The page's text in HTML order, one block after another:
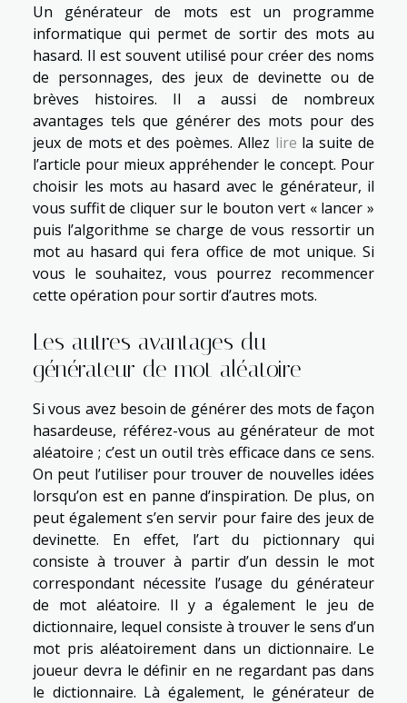
Un générateur de mots est un programme
informatique qui permet de sortir des mots au
hasard. Il est souvent utilisé pour créer des noms
de personnages, des jeux de devinette ou de
brèves histoires. Il a aussi de nombreux
avantages tels que générer des mots pour des
jeux de mots et des poèmes. Allez lire la suite de
l’article pour mieux appréhender le concept. Pour
choisir les mots au hasard avec le générateur, il
vous suffit de cliquer sur le bouton vert « lancer »
puis l’algorithme se charge de vous ressortir un
mot au hasard qui fera office de mot unique. Si
vous le souhaitez, vous pourrez recommencer
cette opération pour sortir d’autres mots.
Les autres avantages du
générateur de mot aléatoire
Si vous avez besoin de générer des mots de façon
hasardeuse, référez-vous au générateur de mot
aléatoire ; c’est un outil très efficace dans ce sens.
On peut l’utiliser pour trouver de nouvelles idées
lorsqu’on est en panne d’inspiration. De plus, on
peut également s’en servir pour faire des jeux de
devinette. En effet, l’art du pictionnary qui
consiste à trouver à partir d’un dessin le mot
correspondant nécessite l’usage du générateur
de mot aléatoire. Il y a également le jeu de
dictionnaire, lequel consiste à trouver le sens d’un
mot pris aléatoirement dans un dictionnaire. Le
joueur devra le définir en ne regardant pas dans
le dictionnaire. Là également, le générateur de